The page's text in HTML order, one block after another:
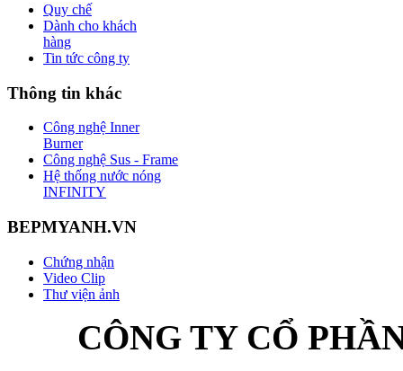
Quy chế
Dành cho khách
hàng
Tin tức công ty
Thông tin khác
Công nghệ Inner
Burner
Công nghệ Sus - Frame
Hệ thống nước nóng
INFINITY
BEPMYANH.VN
Chứng nhận
Video Clip
Thư viện ảnh
CÔNG TY CỔ